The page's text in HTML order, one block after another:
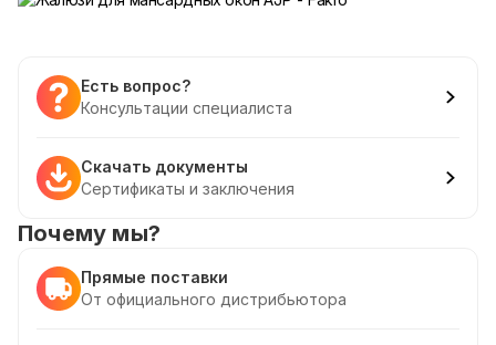
Есть вопрос?
Консультации специалиста
Скачать документы
Сертификаты и заключения
Почему мы?
Прямые поставки
От официального дистрибьютора